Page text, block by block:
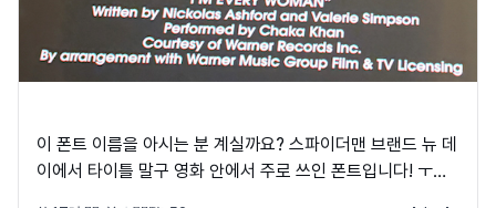
이 폰트 이름을 아시는 분 계실까요? 스파이더맨 브랜드 뉴 데
이에서 타이틀 말구 영화 안에서 주로 쓰인 폰트입니다! ㅜㅜ